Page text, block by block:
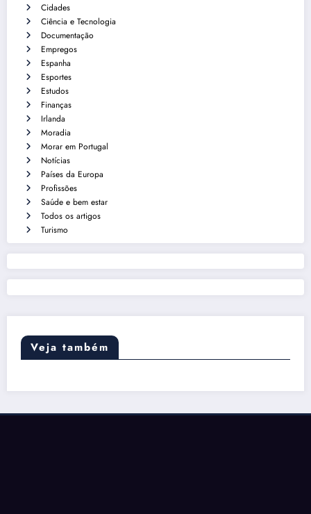
Cidades
Ciência e Tecnologia
Documentação
Empregos
Espanha
Esportes
Estudos
Finanças
Irlanda
Moradia
Morar em Portugal
Notícias
Países da Europa
Profissões
Saúde e bem estar
Todos os artigos
Turismo
Veja também